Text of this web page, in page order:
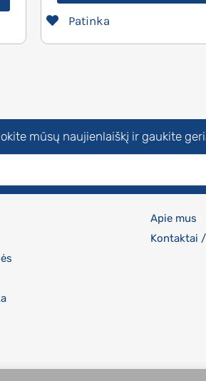
Patinka
mūsų naujienlaiškį ir gaukite
Apie mus
Kontaktai